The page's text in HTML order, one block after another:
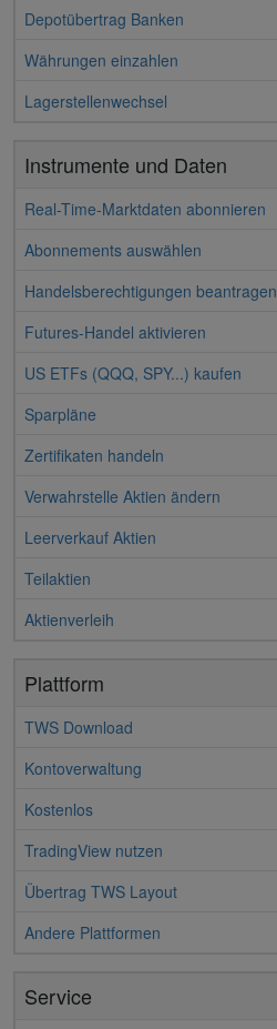
Depotübertrag Banken
Währungen einzahlen
Lagerstellenwechsel
Instrumente und Daten
Real-Time-Marktdaten abonnieren
Abonnements auswählen
Handelsberechtigungen beantragen
Futures-Handel aktivieren
US ETFs (QQQ, SPY...) kaufen
Sparpläne
Zertifikaten handeln
Verwahrstelle Aktien ändern
Leerverkauf Aktien
Teilaktien
Aktienverleih
Plattform
TWS Download
Kontoverwaltung
Kostenlos
TradingView nutzen
Übertrag TWS Layout
Andere Plattformen
Service